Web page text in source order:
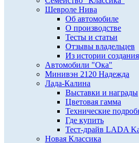
Шевроле Нива
Об автомобиле
О производстве
Тесты и статьи
Отзывы владельцев
Из истории создания
Автомобили "Ока"
Минивэн 2120 Надежда
Лада-Калина
Выставки и награды
Цветовая гамма
Технические
Где купить
Тест-драйв LADA
Новая Классика